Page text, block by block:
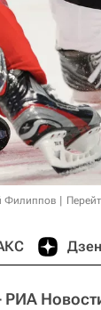
Филиппов
Дзен